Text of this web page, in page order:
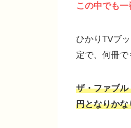
この中でも
ひかりTVブ
定で、何冊で
ザ・ファブ
円となりか